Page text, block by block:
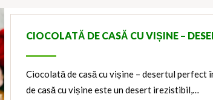
CIOCOLATĂ DE CASĂ CU VIȘINE –
Ciocolată de casă cu vișine – desertul
de casă cu vișine este un desert irezistibil,…